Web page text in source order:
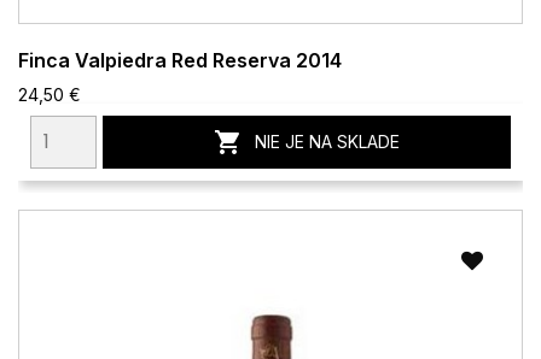
Finca Valpiedra Red Reserva 2014
24,50 €
 NIE JE NA SKLADE